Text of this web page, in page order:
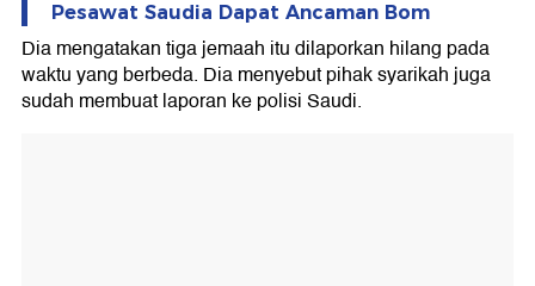
Pesawat Saudia Dapat Ancaman Bom
Dia mengatakan tiga jemaah itu dilaporkan hilang pada
waktu yang berbeda. Dia menyebut pihak syarikah juga
sudah membuat laporan ke polisi Saudi.